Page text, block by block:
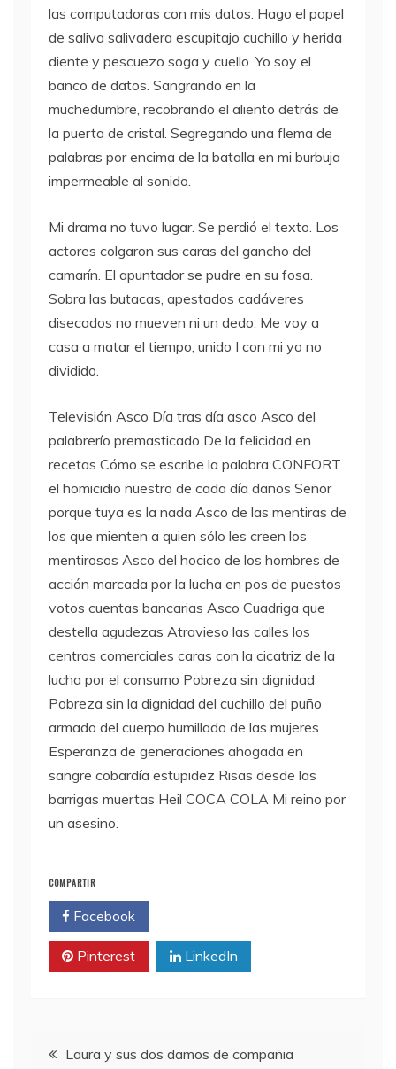
las computadoras con mis datos. Hago el papel
de saliva salivadera escupitajo cuchillo y herida
diente y pescuezo soga y cuello. Yo soy el
banco de datos. Sangrando en la
muchedumbre, recobrando el aliento detrás de
la puerta de cristal. Segregando una flema de
palabras por encima de la batalla en mi burbuja
impermeable al sonido.
Mi drama no tuvo lugar. Se perdió el texto. Los
actores colgaron sus caras del gancho del
camarín. El apuntador se pudre en su fosa.
Sobra las butacas, apestados cadáveres
disecados no mueven ni un dedo. Me voy a
casa a matar el tiempo, unido I con mi yo no
dividido.
Televisión Asco Día tras día asco Asco del
palabrerío premasticado De la felicidad en
recetas Cómo se escribe la palabra CONFORT
el homicidio nuestro de cada día danos Señor
porque tuya es la nada Asco de las mentiras de
los que mienten a quien sólo les creen los
mentirosos Asco del hocico de los hombres de
acción marcada por la lucha en pos de puestos
votos cuentas bancarias Asco Cuadriga que
destella agudezas Atravieso las calles los
centros comerciales caras con la cicatriz de la
lucha por el consumo Pobreza sin dignidad
Pobreza sin la dignidad del cuchillo del puño
armado del cuerpo humillado de las mujeres
Esperanza de generaciones ahogada en
sangre cobardía estupidez Risas desde las
barrigas muertas Heil COCA COLA Mi reino por
un asesino.
COMPARTIR
Facebook
Pinterest LinkedIn
Navegación
Laura y sus dos damos de compañia